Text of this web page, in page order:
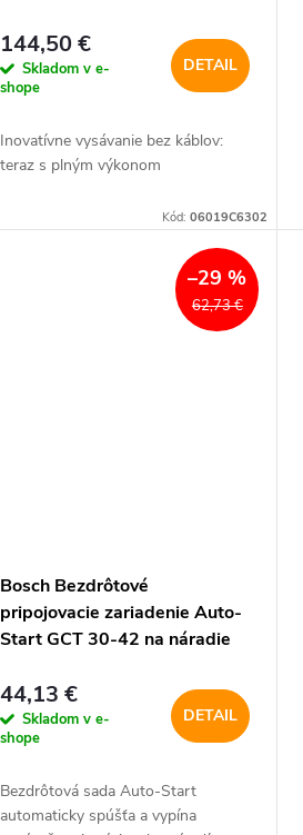
144,50 €
Skladom v e-
shope
DETAIL
Inovatívne vysávanie bez káblov:
teraz s plným výkonom
Kód:06019C6302
62,73 €
–29 %
Bosch Bezdrôtové
pripojovacie zariadenie Auto-
Start GCT 30-42 na náradie
44,13 €
Skladom v e-
shope
DETAIL
Bezdrôtová sada Auto-Start
automaticky spúšťa a vypína